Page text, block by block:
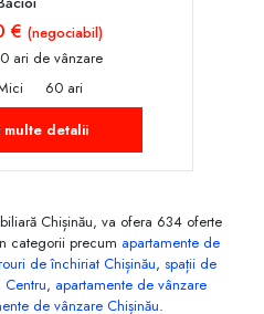
€ (negociabil)
ari de vânzare
60 ari
multe detalii
Chișinău, va ofera 634 oferte
categorii precum apartamente de
de închiriat Chișinău, spații de
, apartamente de vânzare
de vânzare Chișinău.